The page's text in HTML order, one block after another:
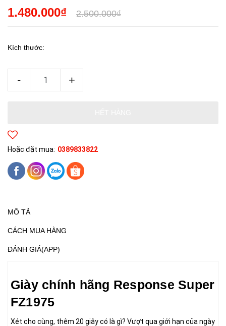
1.480.000₫ 2.500.000₫
Kích thước:
- +
Hoặc đặt mua: 0389833822
MÔ TẢ
CÁCH MUA HÀNG
ĐÁNH GIÁ(APP)
Giày chính hãng Response Super
FZ1975
Xét cho cùng, thêm 20 giây có là gì? Vượt qua giới hạn của ngày